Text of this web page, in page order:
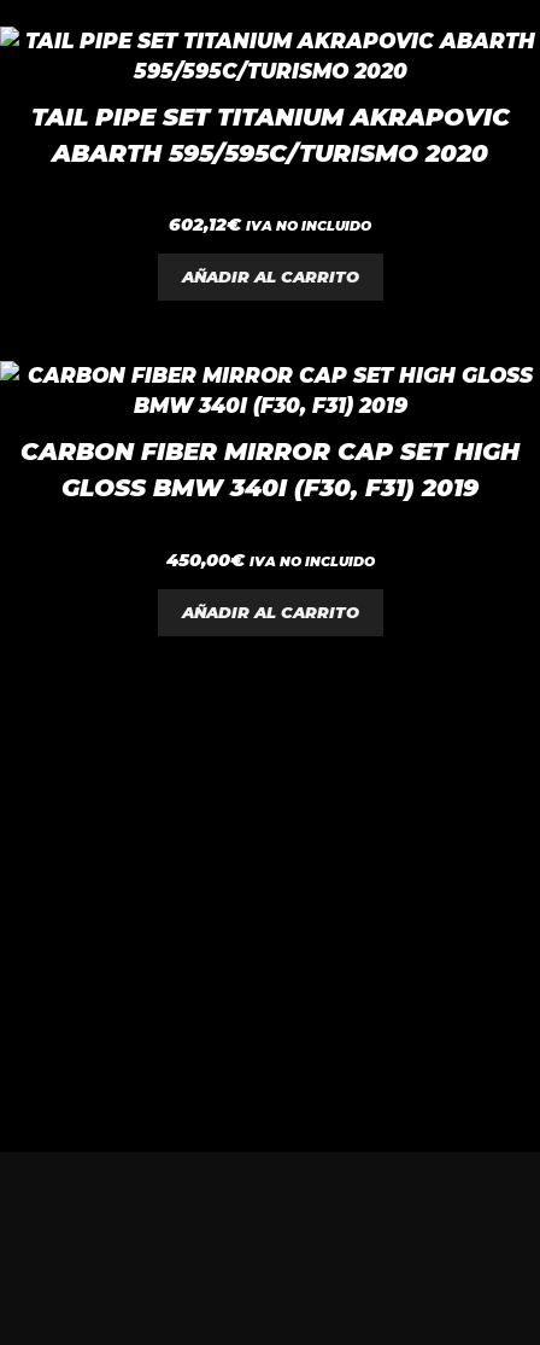
TAIL PIPE SET TITANIUM AKRAPOVIC
ABARTH 595/595C/TURISMO 2020
0
d
e
5
602,12€ IVA NO INCLUIDO
AÑADIR AL CARRITO
CARBON FIBER MIRROR CAP SET HIGH
GLOSS BMW 340I (F30, F31) 2019
0
d
e
5
450,00€ IVA NO INCLUIDO
AÑADIR AL CARRITO